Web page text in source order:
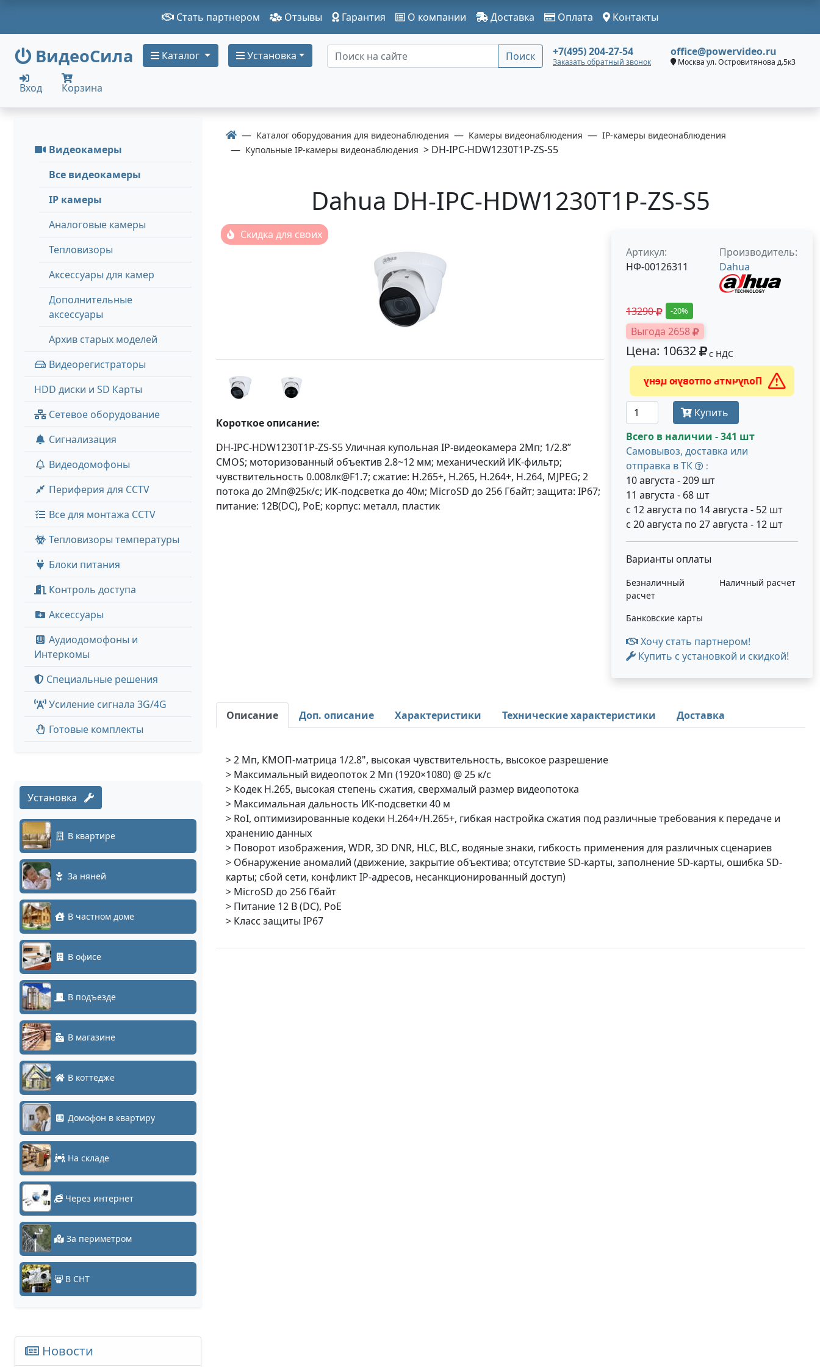
Стать партнером Отзывы Гарантия О компании Доставка Оплата Контакты
ВидеоСила Каталог Установка Поиск +7(495) 204-27-54
Заказать обратный звонок
office@powervideo.ru
Москва ул. Островитянова д.5к3
Вход Корзина
Видеокамеры
Все видеокамеры
IP камеры
Аналоговые камеры
Тепловизоры
Аксессуары для камер
Дополнительные
аксессуары
Архив старых моделей
Видеорегистраторы
HDD диски и SD Карты
Сетевое оборудование
Сигнализация
Видеодомофоны
Периферия для CCTV
Все для монтажа CCTV
Тепловизоры температуры
Блоки питания
Контроль доступа
Аксессуары
Аудиодомофоны и
Интеркомы
Специальные решения
Усиление сигнала 3G/4G
Готовые комплекты
Установка
В квартире
За няней
В частном доме
В офисе
В подъезде
В магазине
В коттедже
Домофон в квартиру
На складе
Через интернет
За периметром
В СНТ
Новости
Каталог оборудования для видеонаблюдения Камеры видеонаблюдения
IP-камеры видеонаблюдения
Купольные IP-камеры видеонаблюдения > DH-IPC-HDW1230T1P-ZS-S5
Dahua DH-IPC-HDW1230T1P-ZS-S5
Скидка для своих
Короткое описание:
DH-IPC-HDW1230T1P-ZS-S5 Уличная купольная IP-видеокамера 2Мп; 1/2.8”
CMOS; моторизованный объектив 2.8~12 мм; механический ИК-фильтр;
чувствительность 0.008лк@F1.7; сжатие: H.265+, H.265, H.264+, H.264, MJPEG; 2
потока до 2Мп@25к/с; ИК-подсветка до 40м; MicroSD до 256 Гбайт; защита: IP67;
питание: 12В(DC), PoE; корпус: металл, пластик
Артикул:
НФ-00126311
Производитель:
Dahua
13290 -20%
Выгода 2658
Цена: 10632 с НДС
Получить оптовую цену
Купить
Всего в наличии - 341 шт
Самовывоз, доставка или
отправка в ТК
:
10 августа - 209 шт
11 августа - 68 шт
с 12 августа по 14 августа - 52 шт
с 20 августа по 27 августа - 12 шт
Варианты оплаты
Безналичный
расчет
Наличный расчет
Банковские карты
Хочу стать партнером!
Купить с установкой и скидкой!
Описание Доп. описание Характеристики Технические характеристики Доставка
> 2 Мп, КМОП-матрица 1/2.8", высокая чувствительность, высокое разрешение
> Максимальный видеопоток 2 Мп (1920×1080) @ 25 к/с
> Кодек H.265, высокая степень сжатия, сверхмалый размер видеопотока
> Максимальная дальность ИК-подсветки 40 м
> RoI, оптимизированные кодеки H.264+/H.265+, гибкая настройка сжатия под различные требования к передаче и
хранению данных
> Поворот изображения, WDR, 3D DNR, HLC, BLC, водяные знаки, гибкость применения для различных сценариев
> Обнаружение аномалий (движение, закрытие объектива; отсутствие SD-карты, заполнение SD-карты, ошибка SD-
карты; сбой сети, конфликт IP-адресов, несанкционированный доступ)
> MicroSD до 256 Гбайт
> Питание 12 В (DC), PoE
> Класс защиты IP67